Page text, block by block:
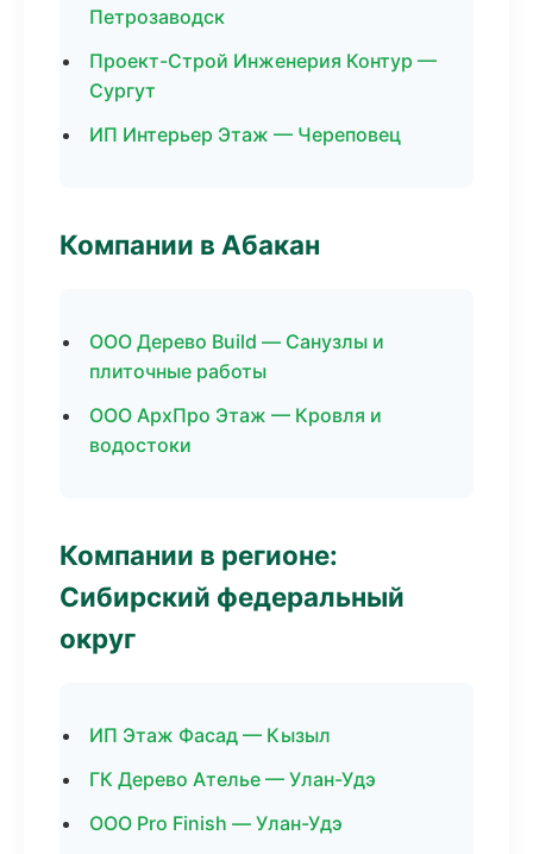
Петрозаводск
Проект-Строй Инженерия Контур —
Сургут
ИП Интерьер Этаж — Череповец
Компании в Абакан
ООО Дерево Build — Санузлы и
плиточные работы
ООО АрхПро Этаж — Кровля и
водостоки
Компании в регионе:
Сибирский федеральный
округ
ИП Этаж Фасад — Кызыл
ГК Дерево Ателье — Улан-Удэ
ООО Pro Finish — Улан-Удэ